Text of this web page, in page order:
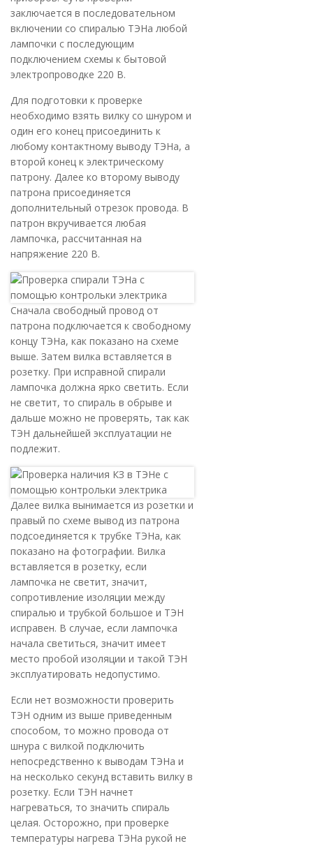
заключается в последовательном
включении со спиралью ТЭНа любой
лампочки с последующим
подключением схемы к бытовой
электропроводке 220 В.
Для подготовки к проверке
необходимо взять вилку со шнуром и
один его конец присоединить к
любому контактному выводу ТЭНа, а
второй конец к электрическому
патрону. Далее ко второму выводу
патрона присоединяется
дополнительный отрезок провода. В
патрон вкручивается любая
лампочка, рассчитанная на
напряжение 220 В.
Сначала свободный провод от
патрона подключается к свободному
концу ТЭНа, как показано на схеме
выше. Затем вилка вставляется в
розетку. При исправной спирали
лампочка должна ярко светить. Если
не светит, то спираль в обрыве и
дальше можно не проверять, так как
ТЭН дальнейшей эксплуатации не
подлежит.
Далее вилка вынимается из розетки и
правый по схеме вывод из патрона
подсоединяется к трубке ТЭНа, как
показано на фотографии. Вилка
вставляется в розетку, если
лампочка не светит, значит,
сопротивление изоляции между
спиралью и трубкой большое и ТЭН
исправен. В случае, если лампочка
начала светиться, значит имеет
место пробой изоляции и такой ТЭН
эксплуатировать недопустимо.
Если нет возможности проверить
ТЭН одним из выше приведенным
способом, то можно провода от
шнура с вилкой подключить
непосредственно к выводам ТЭНа и
на несколько секунд вставить вилку в
розетку. Если ТЭН начнет
нагреваться, то значить спираль
целая. Осторожно, при проверке
температуры нагрева ТЭНа рукой не